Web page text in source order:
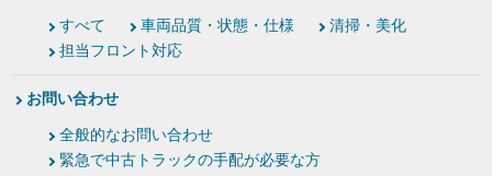
すべて 車両品質・状態・仕様
清掃・美化
担当フロント対応
お問い合わせ
全般的なお問い合わせ
緊急で中古トラックの手配が必要な方